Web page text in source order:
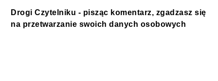
Drogi Czytelniku - pisząc komentarz, zgadzasz się
na przetwarzanie swoich danych osobowych